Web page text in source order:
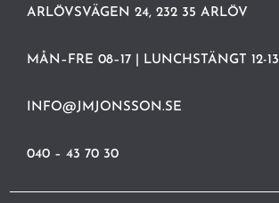
ARLÖVSVÄGEN 24, 232 35 ARLÖV
MÅN–FRE 08–17 | LUNCHSTÄNGT 12-13
INFO@JMJONSSON.SE
040 – 43 70 30